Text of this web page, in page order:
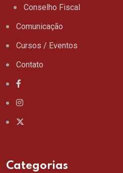
Conselho Fiscal
Comunicação
Cursos / Eventos
Contato
Categorias